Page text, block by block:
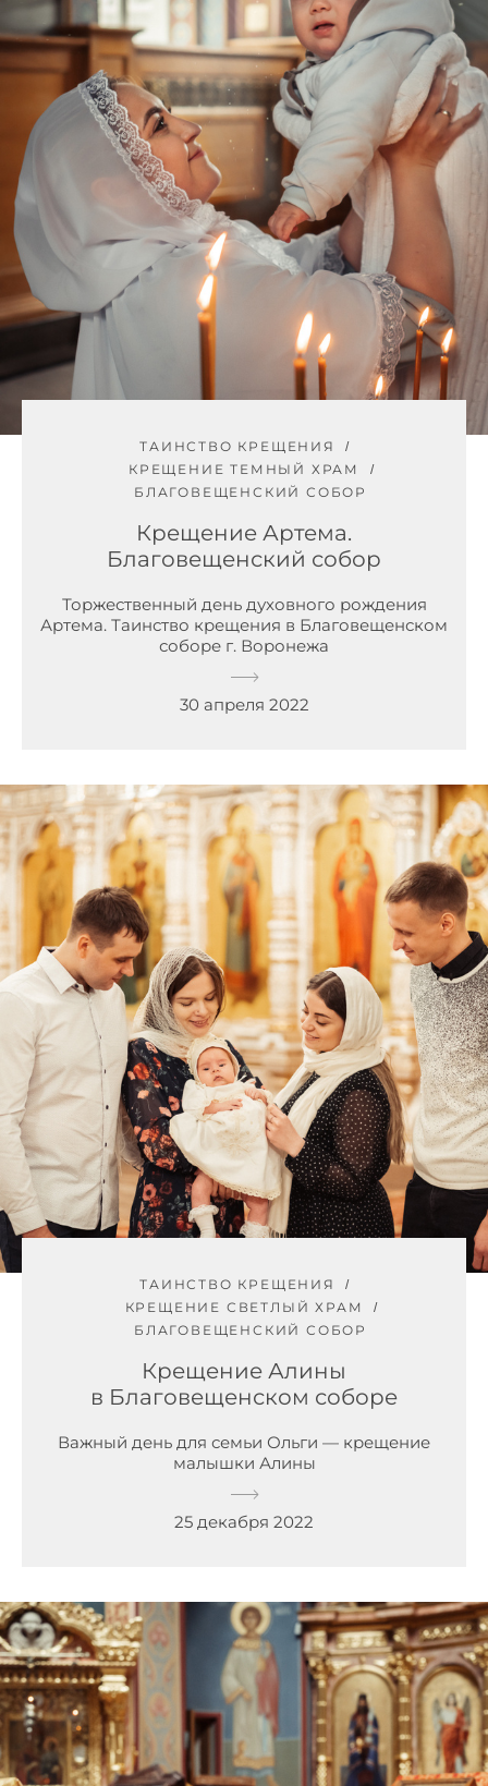
ТАИНСТВО КРЕЩЕНИЯ
КРЕЩЕНИЕ ТЕМНЫЙ ХРАМ
БЛАГОВЕЩЕНСКИЙ СОБОР
Крещение Артема.
Благовещенский собор
Торжественный день духовного рождения
Артема. Таинство крещения в Благовещенском
соборе г. Воронежа
30 апреля 2022
ТАИНСТВО КРЕЩЕНИЯ
КРЕЩЕНИЕ СВЕТЛЫЙ ХРАМ
БЛАГОВЕЩЕНСКИЙ СОБОР
Крещение Алины
в Благовещенском соборе
Важный день для семьи Ольги — крещение
малышки Алины
25 декабря 2022